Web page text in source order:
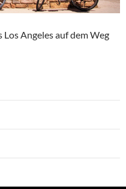
Angeles auf dem Weg